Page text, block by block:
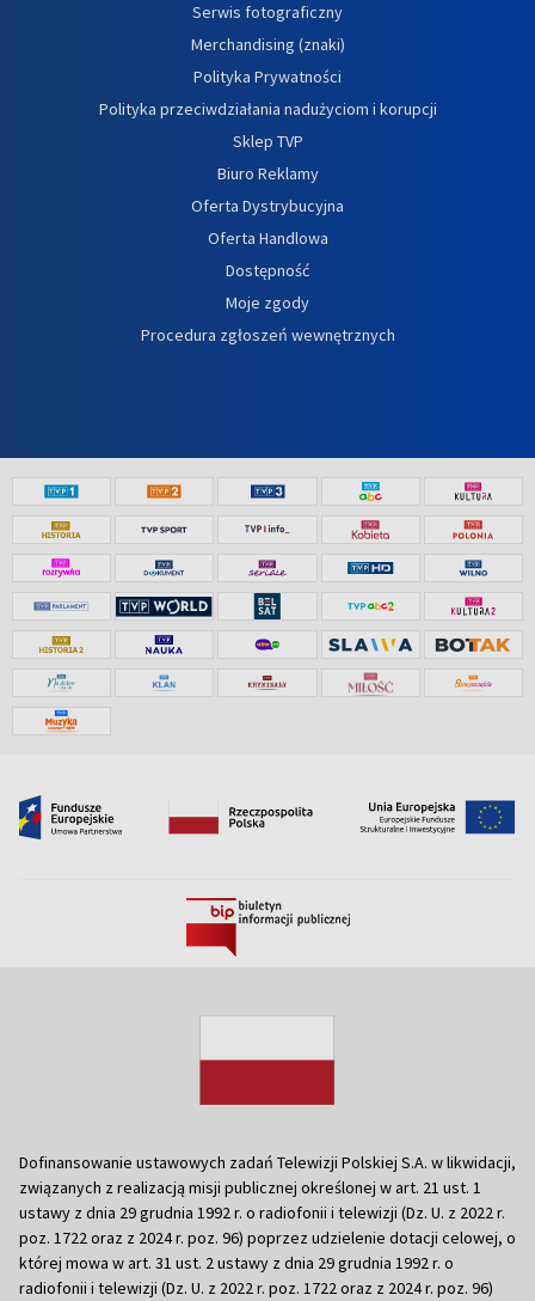
Serwis fotograficzny
Merchandising (znaki)
Polityka Prywatności
Polityka przeciwdziałania nadużyciom i korupcji
Sklep TVP
Biuro Reklamy
Oferta Dystrybucyjna
Oferta Handlowa
Dostępność
Moje zgody
Procedura zgłoszeń wewnętrznych
Dofinansowanie ustawowych zadań Telewizji Polskiej S.A. w likwidacji,
związanych z realizacją misji publicznej określonej w art. 21 ust. 1
ustawy z dnia 29 grudnia 1992 r. o radiofonii i telewizji (Dz. U. z 2022 r.
poz. 1722 oraz z 2024 r. poz. 96) poprzez udzielenie dotacji celowej, o
której mowa w art. 31 ust. 2 ustawy z dnia 29 grudnia 1992 r. o
radiofonii i telewizji (Dz. U. z 2022 r. poz. 1722 oraz z 2024 r. poz. 96)